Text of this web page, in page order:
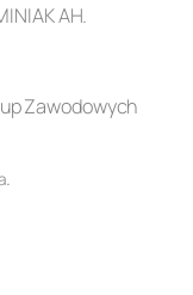
AH.
Zawodowych
.